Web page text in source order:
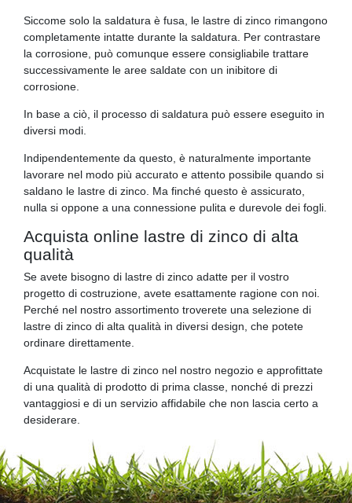
Siccome solo la saldatura è fusa, le lastre di zinco rimangono
completamente intatte durante la saldatura. Per contrastare
la corrosione, può comunque essere consigliabile trattare
successivamente le aree saldate con un inibitore di
corrosione.
In base a ciò, il processo di saldatura può essere eseguito in
diversi modi.
Indipendentemente da questo, è naturalmente importante
lavorare nel modo più accurato e attento possibile quando si
saldano le lastre di zinco. Ma finché questo è assicurato,
nulla si oppone a una connessione pulita e durevole dei fogli.
Acquista online lastre di zinco di alta
qualità
Se avete bisogno di lastre di zinco adatte per il vostro
progetto di costruzione, avete esattamente ragione con noi.
Perché nel nostro assortimento troverete una selezione di
lastre di zinco di alta qualità in diversi design, che potete
ordinare direttamente.
Acquistate le lastre di zinco nel nostro negozio e approfittate
di una qualità di prodotto di prima classe, nonché di prezzi
vantaggiosi e di un servizio affidabile che non lascia certo a
desiderare.